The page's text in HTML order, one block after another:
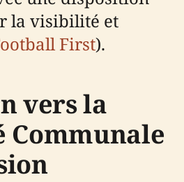
la visibilité et
First).
vers la
Communale